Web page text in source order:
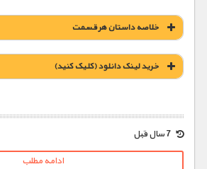
خلاصه داستان هر قسمت
خريد لينک دانلود (کليک کنيد)
1900 تومان – مزه گوشت انسان (افزودن به سبد خريد)
ادامه مطلب